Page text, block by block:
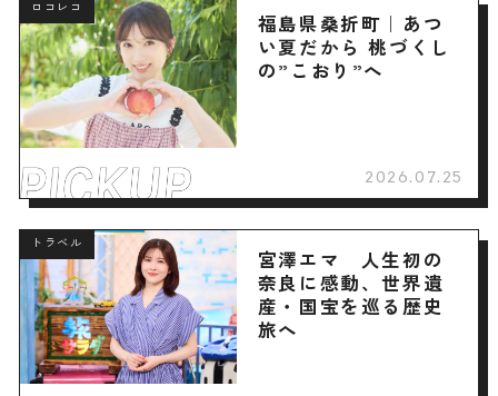
ロコレコ
福島県桑折町｜あつ
い夏だから 桃づくし
の”こおり”へ
2026.07.25
トラベル
宮澤エマ 人生初の
奈良に感動、世界遺
産・国宝を巡る歴史
旅へ